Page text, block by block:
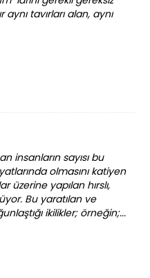
tavırları alan, aynı
insanların sayısı bu
olmasını katiyen
üzerine yapılan hırslı,
Bu yaratılan ve
ikilikler; örneğin;...